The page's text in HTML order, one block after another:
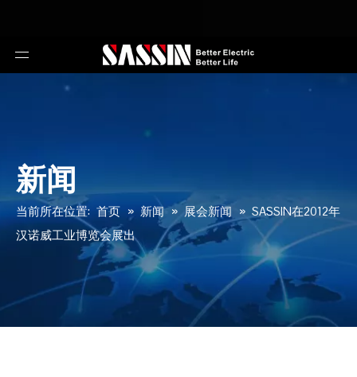
新闻
当前所在位置: 首页 » 新闻 » 展会新闻 » SASSIN在2012年
汉诺威工业博览会展出